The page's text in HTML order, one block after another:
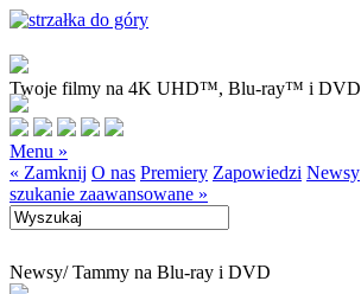
Twoje filmy na 4K UHD™, Blu-ray™ i DVD
Menu »
« Zamknij O nas Premiery Zapowiedzi Newsy
szukanie zaawansowane »
Newsy/ Tammy na Blu-ray i DVD